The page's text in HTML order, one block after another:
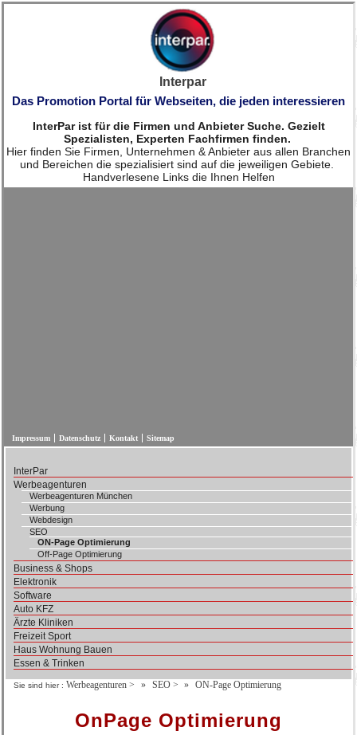
Interpar
Das Promotion Portal für Webseiten, die jeden interessieren
InterPar ist für die Firmen und Anbieter Suche. Gezielt
Spezialisten, Experten Fachfirmen finden.
Hier finden Sie Firmen, Unternehmen & Anbieter aus allen Branchen
und Bereichen die spezialisiert sind auf die jeweiligen Gebiete.
Handverlesene Links die Ihnen Helfen
Impressum Datenschutz Kontakt Sitemap
InterPar
Werbeagenturen
Werbeagenturen München
Werbung
Webdesign
SEO
ON-Page Optimierung
Off-Page Optimierung
Business & Shops
Elektronik
Software
Auto KFZ
Ärzte Kliniken
Freizeit Sport
Haus Wohnung Bauen
Essen & Trinken
Sie sind hier : Werbeagenturen > SEO > ON-Page Optimierung
OnPage Optimierung